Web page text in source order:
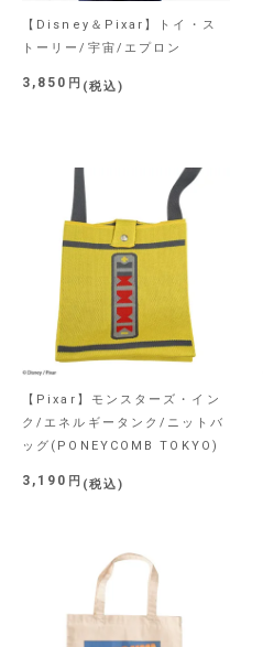
【Disney＆Pixar】トイ・ス
トーリー/宇宙/エプロン
3,850 税込
【Pixar】モンスターズ・イン
ク/エネルギータンク/ニットバ
ッグ(PONEYCOMB TOKYO)
3,190 税込